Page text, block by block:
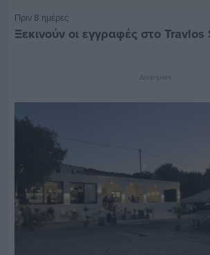
Πριν 8 ημέρες
Ξεκινούν οι εγγραφές στο Travlos
Διαφήμιση